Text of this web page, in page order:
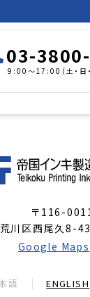
03-
9:00～17:00（土・日
〒116-
川区西尾久8-
Google Maps
語 ENGLISH